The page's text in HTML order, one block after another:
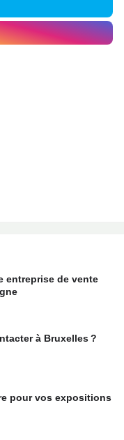
entreprise de vente
à Bruxelles ?
pour vos expositions